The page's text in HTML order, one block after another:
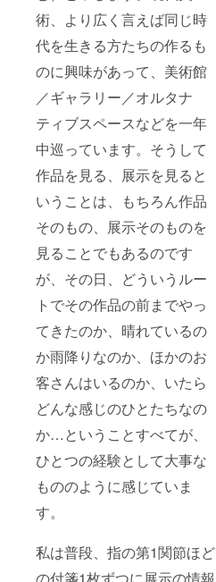
術、より広く言えば同じ時
代を生きる方たちの作るも
のに興味があって、美術館
／ギャラリー／オルタナ
ティブスペースなどを一年
中巡っています。そうして
作品を見る、展示を見ると
いうことは、もちろん作品
そのもの、展示そのものを
見ることでもあるのです
が、その日、どういうルー
トでその作品の前までやっ
てきたのか、晴れているの
か雨降りなのか、ほかのお
客さんはいるのか、いたら
どんな感じのひとたちなの
か…ということすべてが、
ひとつの経験として大事な
もののように感じていま
す。
私は普段、指の第1関節ほど